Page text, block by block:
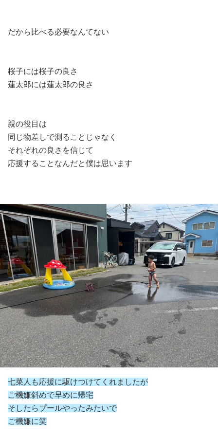
だから比べる必要なんてない
桜子には桜子の良さ
蓮太郎には蓮太郎の良さ
親の役目は
同じ物差しで測ることじゃなく
それぞれの良さを信じて
応援することなんだと僕は思います
七菜人も応援に駆けつけてくれましたが
ご機嫌斜めで早めに帰宅
そしたらプールやったみたいで
ご機嫌に笑